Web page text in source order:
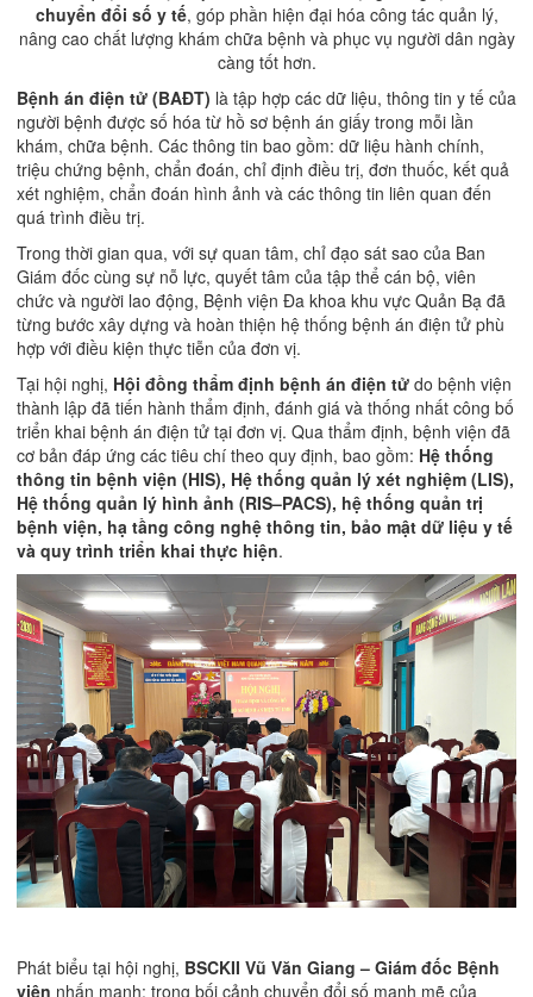
chuyển đổi số y tế, góp phần hiện đại hóa công tác quản lý,
nâng cao chất lượng khám chữa bệnh và phục vụ người dân ngày
càng tốt hơn.
Bệnh án điện tử (BAĐT) là tập hợp các dữ liệu, thông tin y tế của
người bệnh được số hóa từ hồ sơ bệnh án giấy trong mỗi lần
khám, chữa bệnh. Các thông tin bao gồm: dữ liệu hành chính,
triệu chứng bệnh, chẩn đoán, chỉ định điều trị, đơn thuốc, kết quả
xét nghiệm, chẩn đoán hình ảnh và các thông tin liên quan đến
quá trình điều trị.
Trong thời gian qua, với sự quan tâm, chỉ đạo sát sao của Ban
Giám đốc cùng sự nỗ lực, quyết tâm của tập thể cán bộ, viên
chức và người lao động, Bệnh viện Đa khoa khu vực Quản Bạ đã
từng bước xây dựng và hoàn thiện hệ thống bệnh án điện tử phù
hợp với điều kiện thực tiễn của đơn vị.
Tại hội nghị, Hội đồng thẩm định bệnh án điện tử do bệnh viện
thành lập đã tiến hành thẩm định, đánh giá và thống nhất công bố
triển khai bệnh án điện tử tại đơn vị. Qua thẩm định, bệnh viện đã
cơ bản đáp ứng các tiêu chí theo quy định, bao gồm: Hệ thống
thông tin bệnh viện (HIS), Hệ thống quản lý xét nghiệm (LIS),
Hệ thống quản lý hình ảnh (RIS–PACS), hệ thống quản trị
bệnh viện, hạ tầng công nghệ thông tin, bảo mật dữ liệu y tế
và quy trình triển khai thực hiện.
Phát biểu tại hội nghị, BSCKII Vũ Văn Giang – Giám đốc Bệnh
viện nhấn mạnh: trong bối cảnh chuyển đổi số mạnh mẽ của